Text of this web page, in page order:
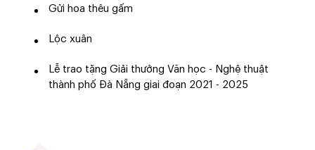
Gửi hoa thêu gấm
Lộc xuân
Lễ trao tặng Giải thưởng Văn học - Nghệ thuật
thành phố Đà Nẵng giai đoạn 2021 - 2025